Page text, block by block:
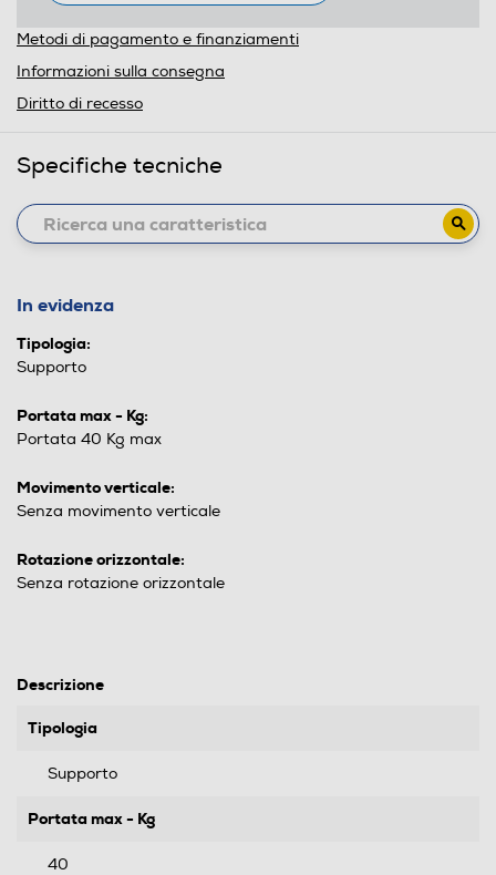
Metodi di pagamento e finanziamenti
Informazioni sulla consegna
Diritto di recesso
Specifiche tecniche
In evidenza
Tipologia:
Supporto
Portata max - Kg:
Portata 40 Kg max
Movimento verticale:
Senza movimento verticale
Rotazione orizzontale:
Senza rotazione orizzontale
Descrizione
Tipologia
Supporto
Portata max - Kg
40